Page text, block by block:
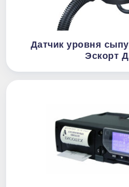
Датчик уровня
Эскорт